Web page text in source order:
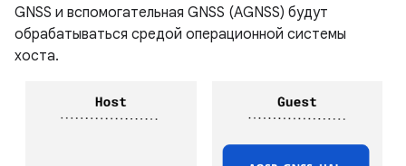
GNSS и вспомогательная GNSS (AGNSS) будут
обрабатываться средой операционной системы
хоста.